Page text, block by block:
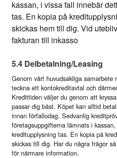
kassan, i vissa fall innebär
tas. En kopia på
skickas hem till dig. Vid
fakturan till inkasso
5.4 Delbetalning/Leasing
Genom vårt huvudsakliga
teckna ett kontokreditavtal och
Kredittiden väljer du genom att
passar dig bäst. Köpet kan alltid
innan förfallodag. Sedvanlig
företagsuppgifterna lämnats i
kreditupplysning tas. En kopia på
skickas till dig. Har du några frågor
för närmare information.